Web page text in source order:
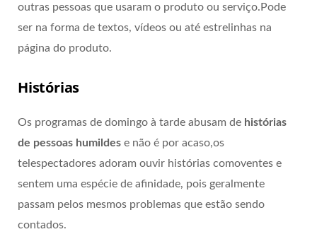
outras pessoas que usaram o produto ou serviço.Pode
ser na forma de textos, vídeos ou até estrelinhas na
página do produto.
Histórias
Os programas de domingo à tarde abusam de histórias
de pessoas humildes e não é por acaso,os
telespectadores adoram ouvir histórias comoventes e
sentem uma espécie de afinidade, pois geralmente
passam pelos mesmos problemas que estão sendo
contados.